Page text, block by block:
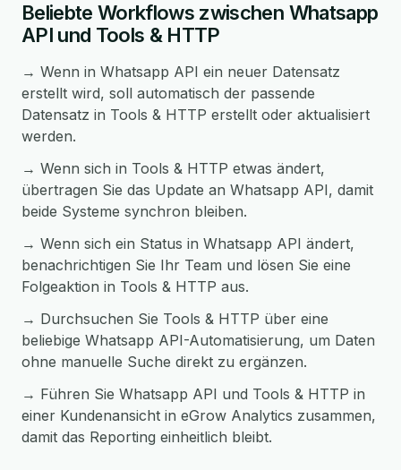
Beliebte Workflows zwischen Whatsapp
API und Tools & HTTP
→ Wenn in Whatsapp API ein neuer Datensatz
erstellt wird, soll automatisch der passende
Datensatz in Tools & HTTP erstellt oder aktualisiert
werden.
→ Wenn sich in Tools & HTTP etwas ändert,
übertragen Sie das Update an Whatsapp API, damit
beide Systeme synchron bleiben.
→ Wenn sich ein Status in Whatsapp API ändert,
benachrichtigen Sie Ihr Team und lösen Sie eine
Folgeaktion in Tools & HTTP aus.
→ Durchsuchen Sie Tools & HTTP über eine
beliebige Whatsapp API-Automatisierung, um Daten
ohne manuelle Suche direkt zu ergänzen.
→ Führen Sie Whatsapp API und Tools & HTTP in
einer Kundenansicht in eGrow Analytics zusammen,
damit das Reporting einheitlich bleibt.